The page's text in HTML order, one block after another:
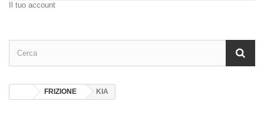
Il tuo account
FRIZIONE KIA